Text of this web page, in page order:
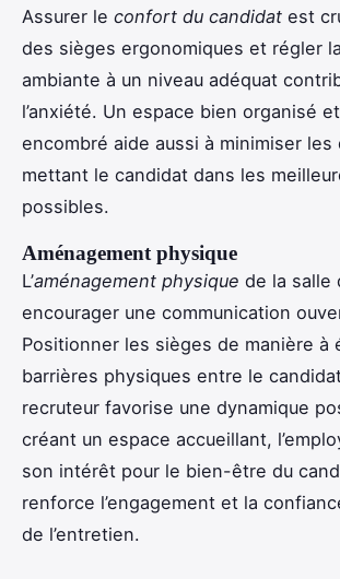
Assurer le confort du candidat est
des sièges ergonomiques et régler
ambiante à un niveau adéquat
l’anxiété. Un espace bien organisé
encombré aide aussi à minimiser
mettant le candidat dans les
possibles.
Aménagement physique
L’aménagement physique de la salle
encourager une communication
Positionner les sièges de manière à
barrières physiques entre le
recruteur favorise une dynamique
créant un espace accueillant,
son intérêt pour le bien-être du
renforce l’engagement et la
de l’entretien.